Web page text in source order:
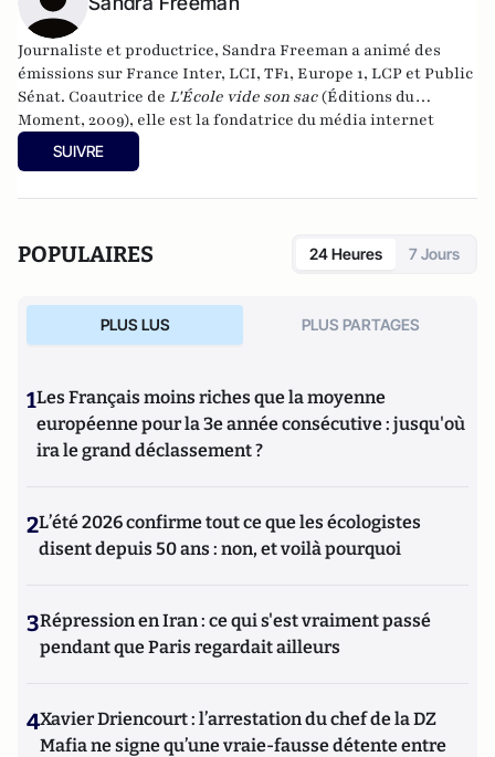
Journaliste et productrice, Sandra Freeman a animé des
émissions sur France Inter, LCI, TF1, Europe 1, LCP et Public
Sénat. Coautrice de L'École vide son sac(Éditions du
Moment, 2009), elle est la fondatrice du média internet
MatriochK.
SUIVRE
POPULAIRES 24 Heures 7 Jours
PLUS LUS PLUS PARTAGES
1Les Français moins riches que la moyenne
européenne pour la 3e année consécutive : jusqu'où
ira le grand déclassement ?
2L’été 2026 confirme tout ce que les écologistes
disent depuis 50 ans : non, et voilà pourquoi
3Répression en Iran : ce qui s'est vraiment passé
pendant que Paris regardait ailleurs
4Xavier Driencourt : l’arrestation du chef de la DZ
Mafia ne signe qu’une vraie-fausse détente entre